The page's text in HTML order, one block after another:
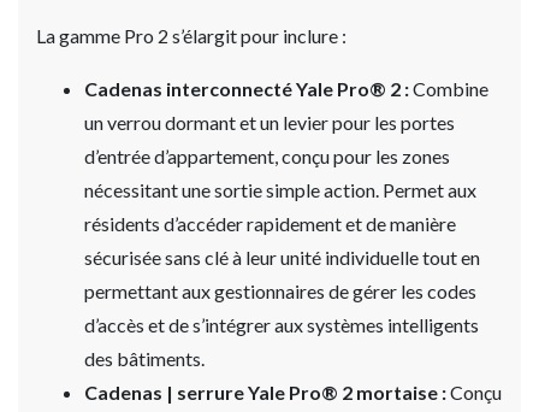
La gamme Pro 2 s’élargit pour inclure :
Cadenas interconnecté Yale Pro® 2 :Combine
un verrou dormant et un levier pour les portes
d’entrée d’appartement, conçu pour les zones
nécessitant une sortie simple action. Permet aux
résidents d’accéder rapidement et de manière
sécurisée sans clé à leur unité individuelle tout en
permettant aux gestionnaires de gérer les codes
d’accès et de s’intégrer aux systèmes intelligents
des bâtiments.
Cadenas | serrure Yale Pro® 2 mortaise :Conçu